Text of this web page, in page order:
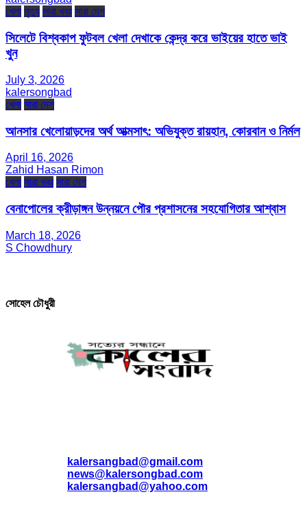
খেলা মৃত্যু সারা খবর সারা দেশ
সিলেটে বিশ্বকাপ ফুটবল খেলা দেখাকে কেন্দ্র করে ভাইয়ের হাতে ভাই
খুন
July 3, 2026
kalersongbad
খেলা সারা দেশ
আনসার খেলোয়াড়দের অর্থ আত্মসাৎ: অভিযুক্ত রায়হান, কোরবান ও নির্মল
April 16, 2026
Zahid Hasan Rimon
খেলা সারা খবর সারা দেশ
বেনাপোলের ক্রীড়াঙ্গন উন্নয়নে পৌর প্রশাসনের সহযোগিতার আশ্বাস
March 18, 2026
S Chowdhury
সোহেল চৌধুরী
kalersangbad@gmail.com
news@kalersongbad.com
kalersangbad@yahoo.com